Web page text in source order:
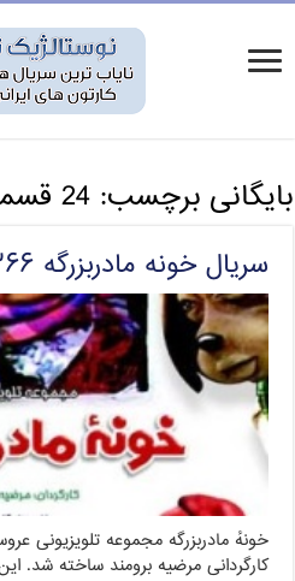
بایگانی برچسب:24 قسمت
سریال خونه مادربزرگه ۱۳۶۶
کارگردانی مرضیه برومند ساخته شد.